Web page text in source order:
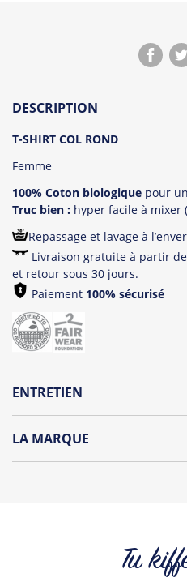
DESCRIPTION
T-SHIRT COL ROND
Femme
100% Coton biologique pour
Truc bien : hyper facile à mixer
Repassage et lavage à
Livraison gratuite à partir
et retour sous 30 jours.
Paiement 100% sécurisé
ENTRETIEN
LA MARQUE
plage ou en soirée, c’est vous
Tu